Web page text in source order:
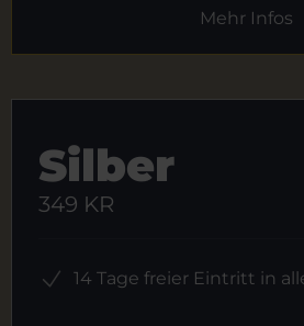
Mehr Infos
Silber
349 KR
14 Tage freier Eintritt in